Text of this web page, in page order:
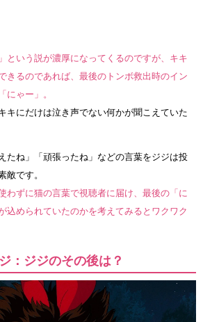
という説が濃厚になってくるのですが、キキ
きるのであれば、最後のトンボ救出時のイン
にゃー」。
キにだけは泣き声でない何かが聞こえていた
たね」「頑張ったね」などの言葉をジジは投
敵です。
わずに猫の言葉で視聴者に届け、最後の「に
込められていたのかを考えてみるとワクワク
：ジジのその後は？